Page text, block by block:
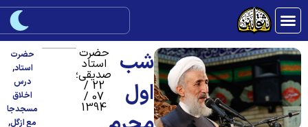
شب
اول
حضرت
استاد
صدیقی؛
22 /
07 /
1394
حضرت
استاد,
درس
اخلاق
مسجدجا
مع ازگل,